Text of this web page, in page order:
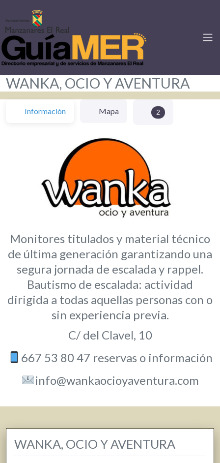
WANKA, OCIO Y AVENTURA
Información Mapa 2
Monitores titulados y material técnico
de última generación garantizando una
segura jornada de escalada y rappel.
Bautismo de escalada: actividad
dirigida a todas aquellas personas con o
sin experiencia previa.
C/ del Clavel, 10
667 53 80 47 reservas o información
info@wankaocioyaventura.com
WANKA, OCIO Y AVENTURA